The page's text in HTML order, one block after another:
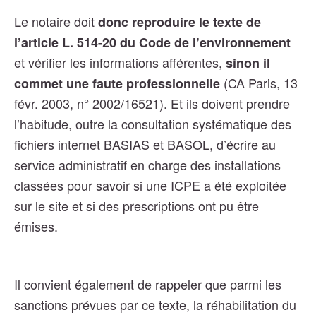
Le notaire doitdonc reproduire le texte de
l’article L. 514-20 du Code de l’environnement
et vérifier les informations afférentes, sinon il
commet une faute professionnelle (CA Paris, 13
févr. 2003, n° 2002/16521). Et ils doivent prendre
l’habitude, outre la consultation systématique des
fichiers internet BASIAS et BASOL, d’écrire au
service administratif en charge des installations
classées pour savoir si une ICPE a été exploitée
sur le site et si des prescriptions ont pu être
émises.
Il convient également de rappeler que parmi les
sanctions prévues par ce texte, la réhabilitation du